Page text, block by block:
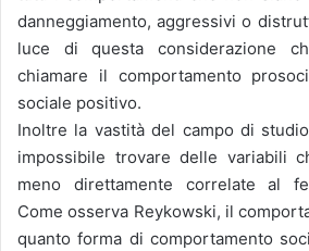
danneggiamento, aggressivi o
luce di questa considerazione
chiamare il comportamento
sociale positivo.
Inoltre la vastità del campo di
impossibile trovare delle variabili
meno direttamente correlate al
Come osserva Reykowski, il
quanto forma di comportamento